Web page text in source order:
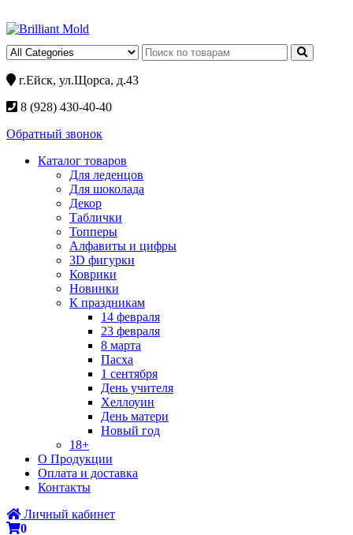
г.Ейск, ул.Щорса, д.43
8 (928) 430-40-40
Обратный звонок
Каталог товаров
Для леденцов
Для шоколада
Декор
Таблички
Топперы
Алфавиты и цифры
3D фигурки
Коврики
Новинки
К праздникам
14 февраля
23 февраля
8 марта
Пасха
1 сентября
День учителя
Хеллоуин
День матери
Новый год
18+
О Продукции
Оплата и доставка
Контакты
Личный кабинет
0